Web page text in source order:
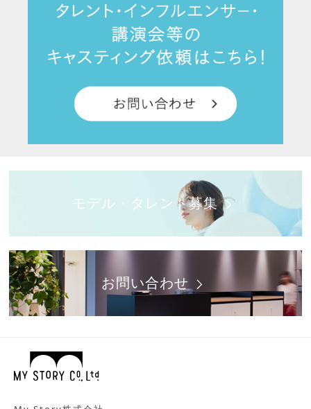
モデル・タレント募集
お問い合わせ